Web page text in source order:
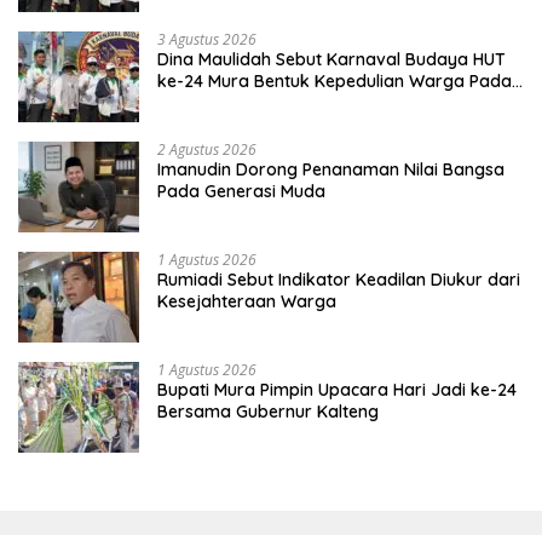
3 Agustus 2026
Dina Maulidah Sebut Karnaval Budaya HUT
ke-24 Mura Bentuk Kepedulian Warga Pada
2 Agustus 2026
Imanudin Dorong Penanaman Nilai Bangsa
Pada Generasi Muda
1 Agustus 2026
Rumiadi Sebut Indikator Keadilan Diukur dari
Kesejahteraan Warga
1 Agustus 2026
Bupati Mura Pimpin Upacara Hari Jadi ke-24
Bersama Gubernur Kalteng